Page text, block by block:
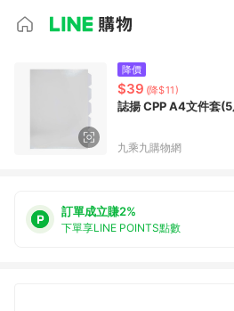
降價
$39 (降$11)
誌揚 CPP A4文件套
九乘九購物網
訂單成立賺2%
下單享LINE POINTS點數